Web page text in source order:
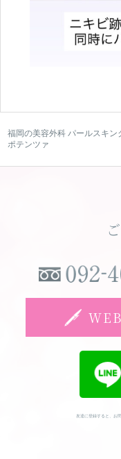
福岡の美容外科 パールスキン
ポテンツァ
友達に登録すると、お